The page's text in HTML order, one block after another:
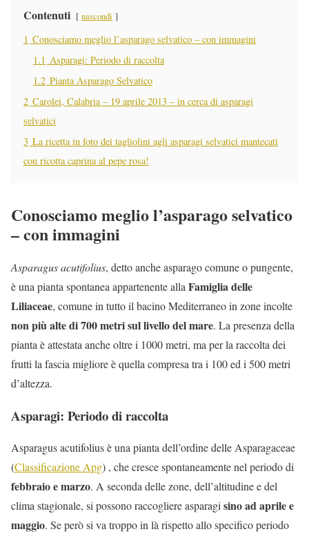
Contenuti nascondi
1 Conosciamo meglio l’asparago selvatico – con immagini
1.1 Asparagi: Periodo di raccolta
1.2 Pianta Asparago Selvatico
2 Carolei, Calabria – 19 aprile 2013 – in cerca di asparagi
selvatici
3 La ricetta in foto dei tagliolini agli asparagi selvatici mantecati
con ricotta caprina al pepe rosa!
Conosciamo meglio l’asparago selvatico
– con immagini
Asparagus acutifolius, detto anche asparago comune o pungente,
è una pianta spontanea appartenente alla Famiglia delle
Liliaceae, comune in tutto il bacino Mediterraneo in zone incolte
non più alte di 700 metri sul livello del mare. La presenza della
pianta è attestata anche oltre i 1000 metri, ma per la raccolta dei
frutti la fascia migliore è quella compresa tra i 100 ed i 500 metri
d’altezza.
Asparagi: Periodo di raccolta
Asparagus acutifolius è una pianta dell’ordine delle Asparagaceae
(Classificazione Apg) , che cresce spontaneamente nel periodo di
febbraio e marzo. A seconda delle zone, dell’altitudine e del
clima stagionale, si possono raccogliere asparagisino ad aprile e
maggio. Se però si va troppo in là rispetto allo specifico periodo